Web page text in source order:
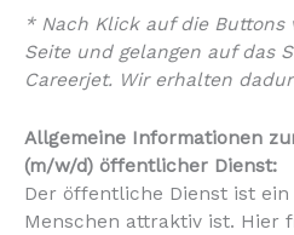
* Nach Klick auf die Buttons
Seite und gelangen auf das
Careerjet. Wir erhalten
Allgemeine Informationen
(m/w/d) öffentlicher Dienst:
Der öffentliche Dienst ist
Menschen attraktiv ist. Hier